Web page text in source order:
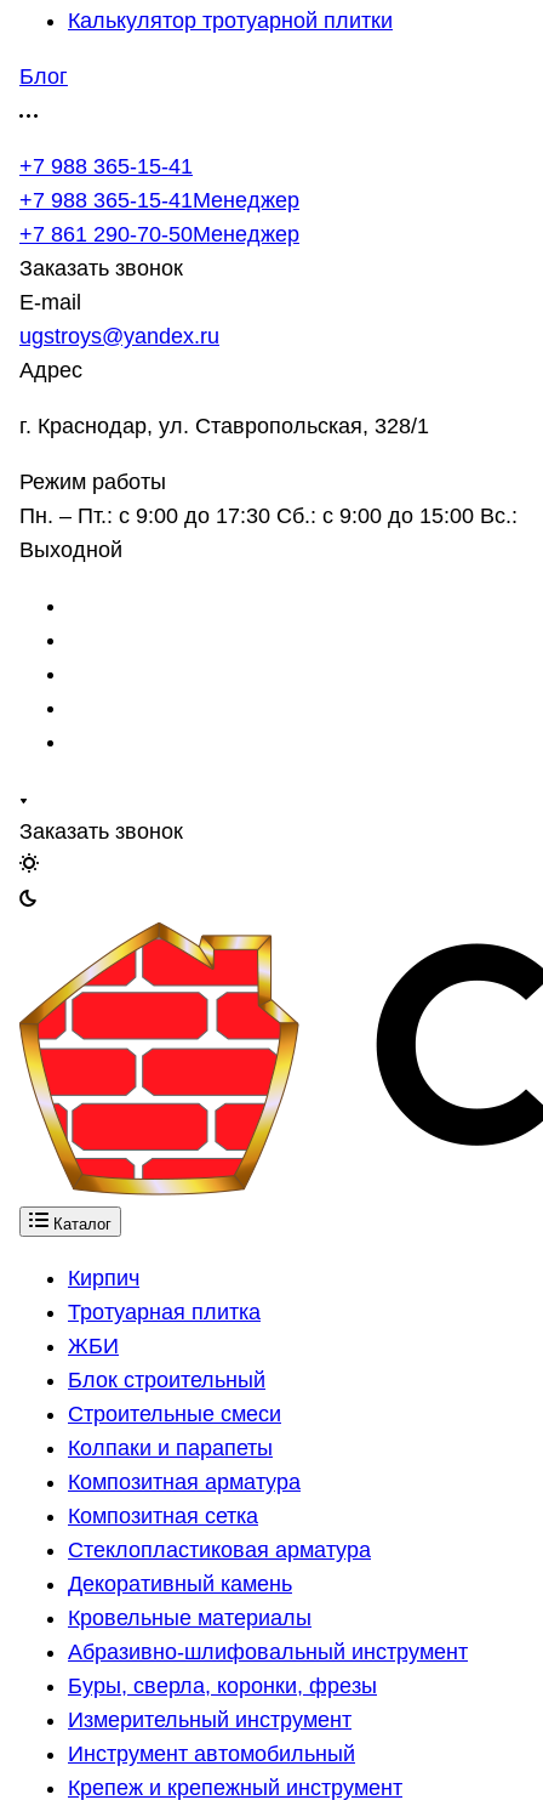
Калькулятор тротуарной плитки
Блог
+7 988 365-15-41
+7 988 365-15-41Менеджер
+7 861 290-70-50Менеджер
Заказать звонок
E-mail
ugstroys@yandex.ru
Адрес
г. Краснодар, ул. Ставропольская, 328/1
Режим работы
Пн. – Пт.: с 9:00 до 17:30 Сб.: с 9:00 до 15:00 Вс.:
Выходной
Заказать звонок
Каталог
Кирпич
Тротуарная плитка
ЖБИ
Блок строительный
Строительные смеси
Колпаки и парапеты
Композитная арматура
Композитная сетка
Стеклопластиковая арматура
Декоративный камень
Кровельные материалы
Абразивно-шлифовальный инструмент
Буры, сверла, коронки, фрезы
Измерительный инструмент
Инструмент автомобильный
Крепеж и крепежный инструмент